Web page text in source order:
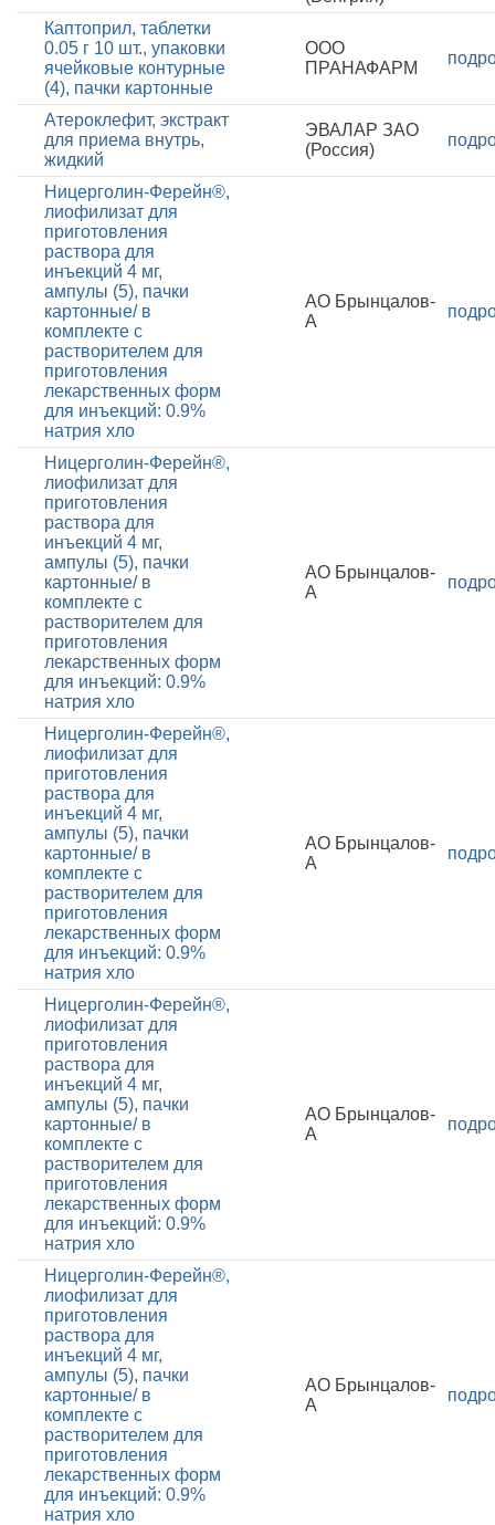
Каптоприл, таблетки
0.05 г 10 шт., упаковки
ячейковые контурные
(4), пачки картонные
ООО
ПРАНАФАРМ
Атероклефит, экстракт
для приема внутрь,
жидкий
ЭВАЛАР ЗАО
(Россия)
Ницерголин-Ферейн®,
лиофилизат для
приготовления
раствора для
инъекций 4 мг,
ампулы (5), пачки
картонные/ в
комплекте с
растворителем для
приготовления
лекарственных форм
для инъекций: 0.9%
натрия хло
АО Брынцалов-
А
Ницерголин-Ферейн®,
лиофилизат для
приготовления
раствора для
инъекций 4 мг,
ампулы (5), пачки
картонные/ в
комплекте с
растворителем для
приготовления
лекарственных форм
для инъекций: 0.9%
натрия хло
АО Брынцалов-
А
Ницерголин-Ферейн®,
лиофилизат для
приготовления
раствора для
инъекций 4 мг,
ампулы (5), пачки
картонные/ в
комплекте с
растворителем для
приготовления
лекарственных форм
для инъекций: 0.9%
натрия хло
АО Брынцалов-
А
Ницерголин-Ферейн®,
лиофилизат для
приготовления
раствора для
инъекций 4 мг,
ампулы (5), пачки
картонные/ в
комплекте с
растворителем для
приготовления
лекарственных форм
для инъекций: 0.9%
натрия хло
АО Брынцалов-
А
Ницерголин-Ферейн®,
лиофилизат для
приготовления
раствора для
инъекций 4 мг,
ампулы (5), пачки
картонные/ в
комплекте с
растворителем для
приготовления
лекарственных форм
для инъекций: 0.9%
натрия хло
АО Брынцалов-
А